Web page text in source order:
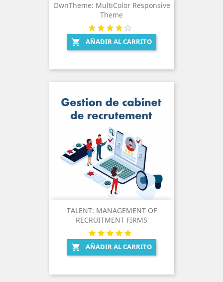
OwnTheme: MultiColor Responsive
Theme
 AÑADIR AL CARRITO
TALENT: MANAGEMENT OF
RECRUITMENT FIRMS
 AÑADIR AL CARRITO